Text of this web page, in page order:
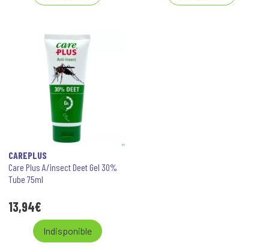
CAREPLUS
Care Plus A/insect Deet Gel 30%
Tube 75ml
13,94€
Indisponible